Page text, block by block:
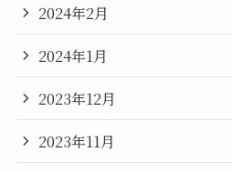
2024年2月
2024年1月
2023年12月
2023年11月